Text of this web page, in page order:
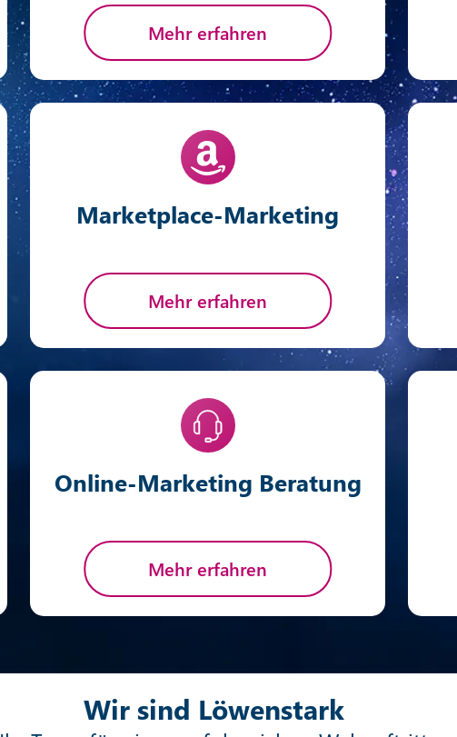
Mehr erfahren
Marketplace-Marketing
Mehr erfahren
Online-Marketing Beratung
Mehr erfahren
Wir sind Löwenstark